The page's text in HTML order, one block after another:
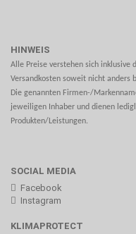
HINWEIS
Alle Preise verstehen sich inklusive
Versandkosten soweit nicht anders
Die genannten Firmen-/
jeweiligen Inhaber und dienen
Produkten/Leistungen.
SOCIAL MEDIA
Facebook
Instagram
KLIMAPROTECT